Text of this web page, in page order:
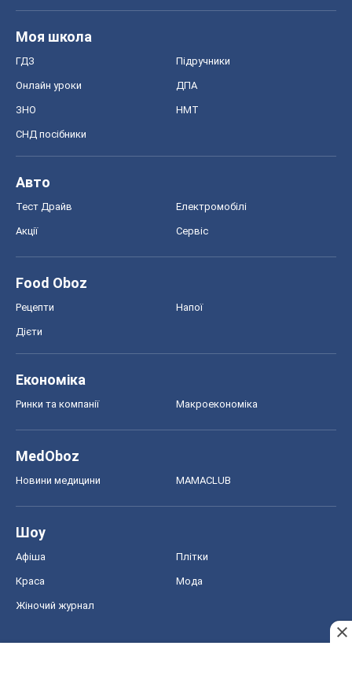
Моя школа
ГДЗ Підручники
Онлайн уроки ДПА
ЗНО НМТ
СНД посібники
Авто
Тест Драйв Електромобілі
Акції Сервіс
Food Oboz
Рецепти Напої
Дієти
Економіка
Ринки та компанії Макроекономіка
MedOboz
Новини медицини MAMACLUB
Шоу
Афіша Плітки
Краса Мода
Жіночий журнал